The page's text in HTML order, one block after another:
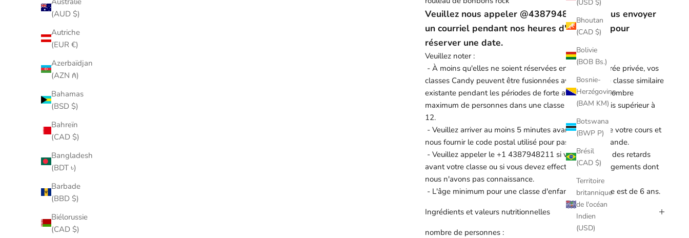
(USD $)
Bhoutan
(CAD $)
Bolivie
(BOB Bs.)
Bosnie-
Herzégovine
(BAM KM)
Botswana
(BWP P)
Brésil
(CAD $)
Territoire
britannique
de l'océan
Indien
(USD)
(AUD $)
Autriche
(EUR €)
Azerbaïdjan
(AZN ₼)
Bahamas
(BSD $)
Bahreïn
(CAD $)
Bangladesh
(BDT ৳)
Barbade
(BBD $)
Biélorussie
(CAD $)
Veuillez nous appeler @4387948211 ou nous envoyer
un courriel pendant nos heures d'ouverture pour
réserver une date.
Veuillez noter :
- À moins qu'elles ne soient réservées en tant que soirée privée, vos
classes Candy peuvent être fusionnées avec une autre classe similaire
existante pendant les périodes de forte affluence. Le nombre
maximum de personnes dans une classe ne sera jamais supérieur à
12.
- Veuillez arriver au moins 5 minutes avant le début de votre cours et
nous fournir le code postal utilisé pour passer la commande.
- Veuillez appeler le +1 4387948211 si vous subissez des retards
avant votre classe ou si vous devez effectuer des changements dont
nous n'avons pas connaissance.
- L'âge minimum pour une classe d'enfants ou une fête est de 6 ans.
Ingrédients et valeurs nutritionnelles
nombre de personnes :